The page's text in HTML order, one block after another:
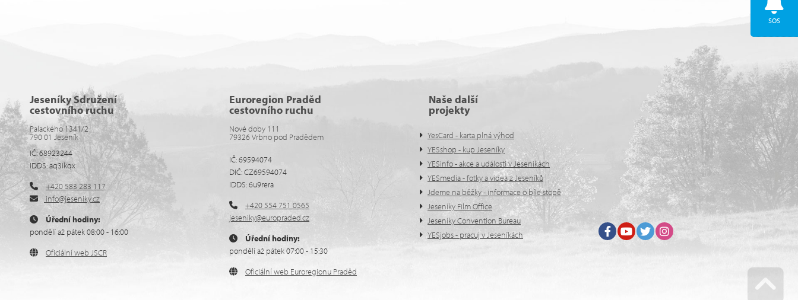
Jeseníky Sdružení
cestovního ruchu
Palackého 1341/2
790 01 Jeseník
IČ: 68923244
IDDS: aq3ikqx
+420 583 283 117
info@jeseniky.cz
Úřední hodiny:
pondělí až pátek 08:00 - 16:00
Oficiální web JSCR
Euroregion Praděd
cestovního ruchu
Nové doby 111
79326 Vrbno pod Pradědem
IČ: 69594074
DIČ: CZ69594074
IDDS: 6u9rera
+420 554 751 0565
jeseniky@europraded.cz
Úřední hodiny:
pondělí až pátek 07:00 - 15:30
Oficiální web Euroregionu Praděd
Naše další
projekty
YesCard - karta plná výhod
YESshop - kup Jeseníky
YESinfo - akce a události v Jeseníkách
YESmedia - fotky a videa z Jeseníků
Jdeme na běžky - informace o bíle stopě
Jeseníky Film Office
Jeseníky Convention Bureau
YESjobs - pracuj v Jeseníkách
FacebookYoutubeTwitter Instagram
SOS